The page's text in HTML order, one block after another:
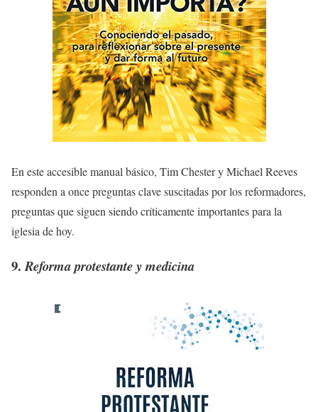
En este accesible manual básico, Tim Chester y Michael Reeves
responden a once preguntas clave suscitadas por los reformadores,
preguntas que siguen siendo críticamente importantes para la
iglesia de hoy.
9.Reforma protestante y medicina